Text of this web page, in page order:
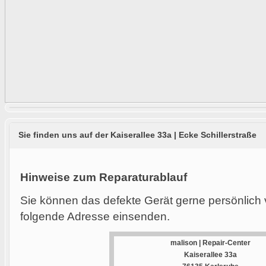
Sie finden uns auf der Kaiserallee 33a | Ecke Schillerstraße
Hinweise zum Reparaturablauf
Sie können das defekte Gerät gerne
folgende Adresse einsenden.
malison | Repair-Center
Kaiserallee 33a